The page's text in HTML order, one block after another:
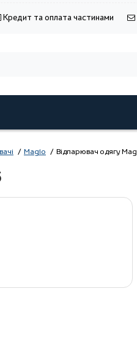
Кредит та оплата частинами
Magio Відпарювач одягу